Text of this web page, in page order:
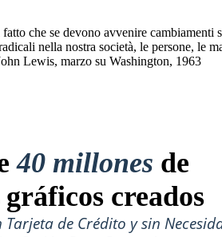
che se devono avvenire cambiamenti
nella nostra società, le persone, le
Lewis, marzo su Washington, 1963
40 millones de
gráficos creados
Tarjeta de Crédito y sin